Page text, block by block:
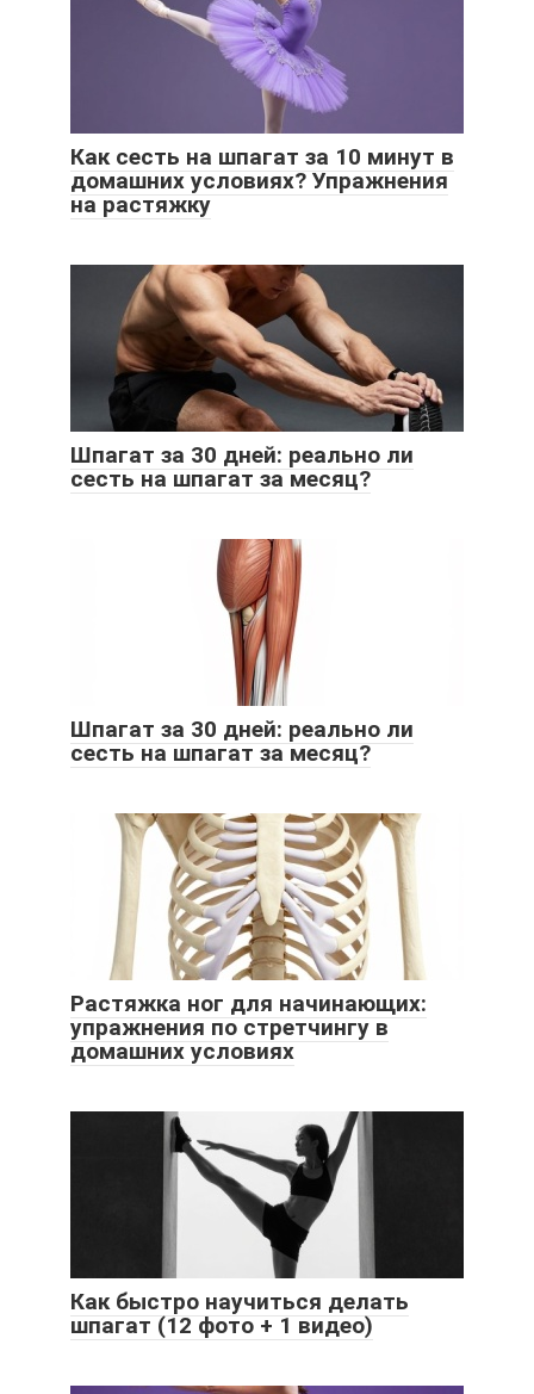
Как сесть на шпагат за 10 минут в
домашних условиях? Упражнения
на растяжку
Шпагат за 30 дней: реально ли
сесть на шпагат за месяц?
Шпагат за 30 дней: реально ли
сесть на шпагат за месяц?
Растяжка ног для начинающих:
упражнения по стретчингу в
домашних условиях
Как быстро научиться делать
шпагат (12 фото + 1 видео)